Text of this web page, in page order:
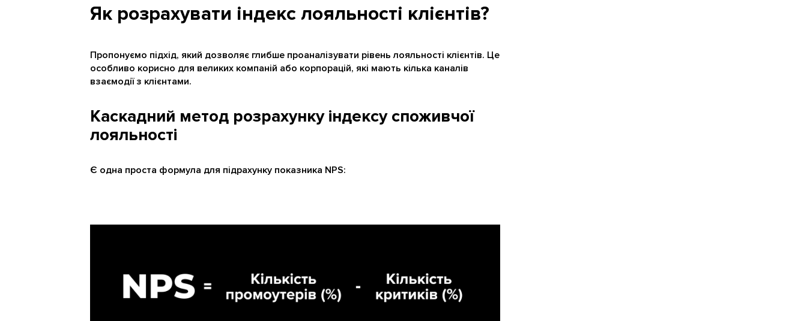
Як розрахувати індекс лояльності клієнтів?
Пропонуємо підхід, який дозволяє глибше проаналізувати рівень лояльності клієнтів. Це
особливо корисно для великих компаній або корпорацій, які мають кілька каналів
взаємодії з клієнтами.
Каскадний метод розрахунку індексу споживчої
лояльності
Є одна проста формула для підрахунку показника NPS: